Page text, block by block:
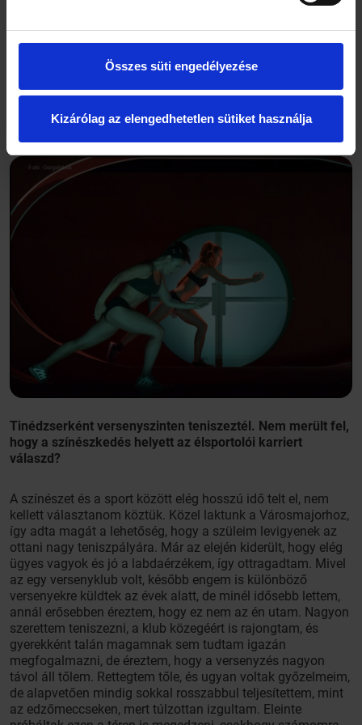
Összes süti engedélyezése
Kizárólag az elengedhetetlen sütiket használja
megkeresett Kováts Adél, és az ajánlatára nem lehetett
nemet mondani. Bár imádtam a kaposvári közeget, onnan
mégis nagyon távolinak tűnt az a lehetőség, hogy én
egyszer nap mint nap az Andrássy úton fogok besétálni a
próbáimra… Ha visszagondolok az akkori önmagamra, úgy
érzem, mintha valóra vált volna egy álom, pedig sosem
büszke vagyok rá.
Tinédzserként versenyszinten teniszeztél. Nem merült fel,
hogy a színészkedés helyett az élsportolói karriert
válaszd?
A színészet és a sport között elég hosszú idő telt el, nem
kellett választanom köztük. Közel laktunk a Városmajorhoz,
így adta magát a lehetőség, hogy a szüleim levigyenek az
ottani nagy teniszpályára. Már az elején kiderült, hogy elég
ügyes vagyok és jó a labdaérzékem, így ottragadtam. Mivel
az egy versenyklub volt, később engem is különböző
versenyekre küldtek az évek alatt, de minél idősebb lettem,
annál erősebben éreztem, hogy ez nem az én utam. Nagyon
szerettem teniszezni, a klub közegéért is rajongtam, és
gyerekként talán magamnak sem tudtam igazán
megfogalmazni, de éreztem, hogy a versenyzés nagyon
távol áll tőlem. Rettegtem tőle, és ugyan voltak győzelmeim,
de alapvetően mindig sokkal rosszabbul teljesítettem, mint
az edzőmeccseken, mert túlzottan izgultam. Eleinte